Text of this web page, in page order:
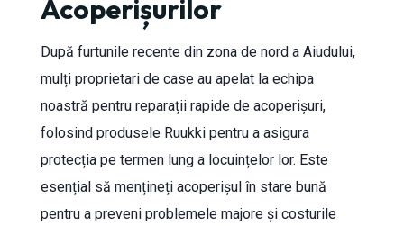
Acoperișurilor
După furtunile recente din zona de nord a Aiudului,
mulți proprietari de case au apelat la echipa
noastră pentru reparații rapide de acoperișuri,
folosind produsele Ruukki pentru a asigura
protecția pe termen lung a locuințelor lor. Este
esențial să mențineți acoperișul în stare bună
pentru a preveni problemele majore și costurile